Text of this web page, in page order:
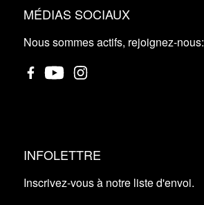
MÉDIAS SOCIAUX
Nous sommes actifs, rejoignez-nous:
INFOLETTRE
Inscrivez-vous à notre liste d'envoi.